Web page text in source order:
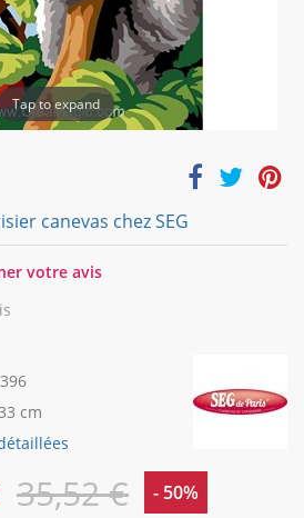
Tap to expand
canevas chez SEG
votre avis
cm
35,52 € - 50%